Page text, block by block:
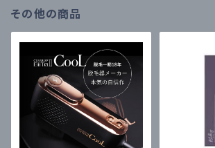
その他の商品